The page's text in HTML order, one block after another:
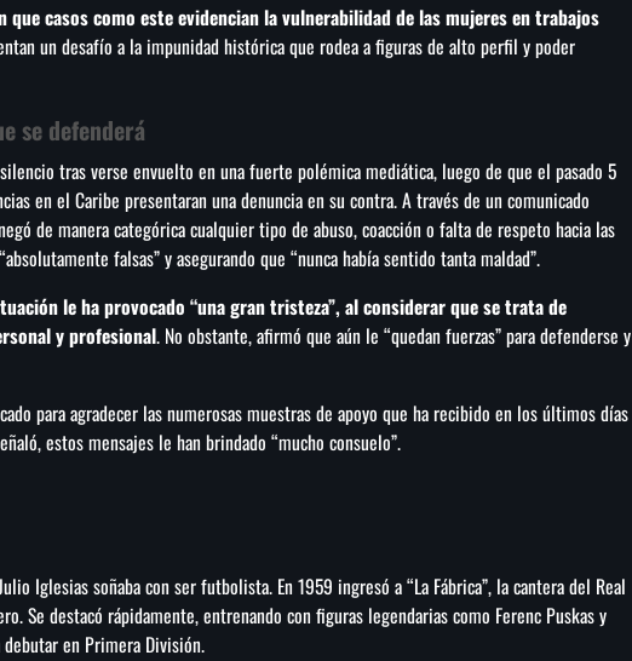
que casos como este evidencian la vulnerabilidad de las mujeres en trabajos
un desafío a la impunidad histórica que rodea a figuras de alto perfil y poder
se defenderá
tras verse envuelto en una fuerte polémica mediática, luego de que el pasado 5
en el Caribe presentaran una denuncia en su contra. A través de un comunicado
de manera categórica cualquier tipo de abuso, coacción o falta de respeto hacia las
falsas” y asegurando que “nunca había sentido tanta maldad”.
le ha provocado “una gran tristeza”, al considerar que se trata de
y profesional. No obstante, afirmó que aún le “quedan fuerzas” para defenderse y
para agradecer las numerosas muestras de apoyo que ha recibido en los últimos días
estos mensajes le han brindado “mucho consuelo”.
Iglesias soñaba con ser futbolista. En 1959 ingresó a “La Fábrica”, la cantera del Real
Se destacó rápidamente, entrenando con figuras legendarias como Ferenc Puskas y
en Primera División.